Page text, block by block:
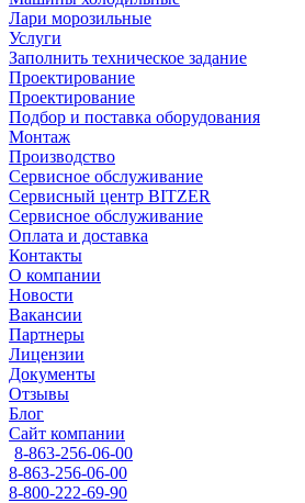
Лари морозильные
Услуги
Заполнить техническое задание
Проектирование
Проектирование
Подбор и поставка оборудования
Монтаж
Производство
Сервисное обслуживание
Сервисный центр BITZER
Сервисное обслуживание
Оплата и доставка
Контакты
О компании
Новости
Вакансии
Партнеры
Лицензии
Документы
Отзывы
Блог
Сайт компании
8-863-256-06-00
8-863-256-06-00
8-800-222-69-90